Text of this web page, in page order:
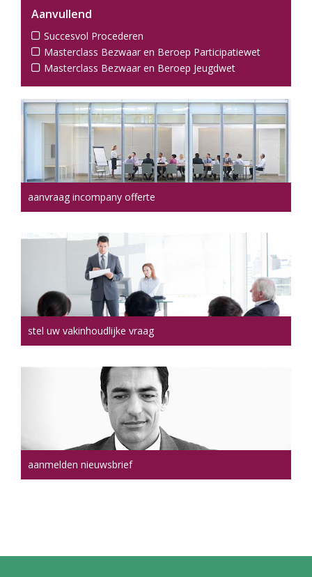
Aanvullend
Succesvol Procederen
Masterclass Bezwaar en Beroep Participatiewet
Masterclass Bezwaar en Beroep Jeugdwet
aanvraag incompany offerte
stel uw vakinhoudlijke vraag
aanmelden nieuwsbrief